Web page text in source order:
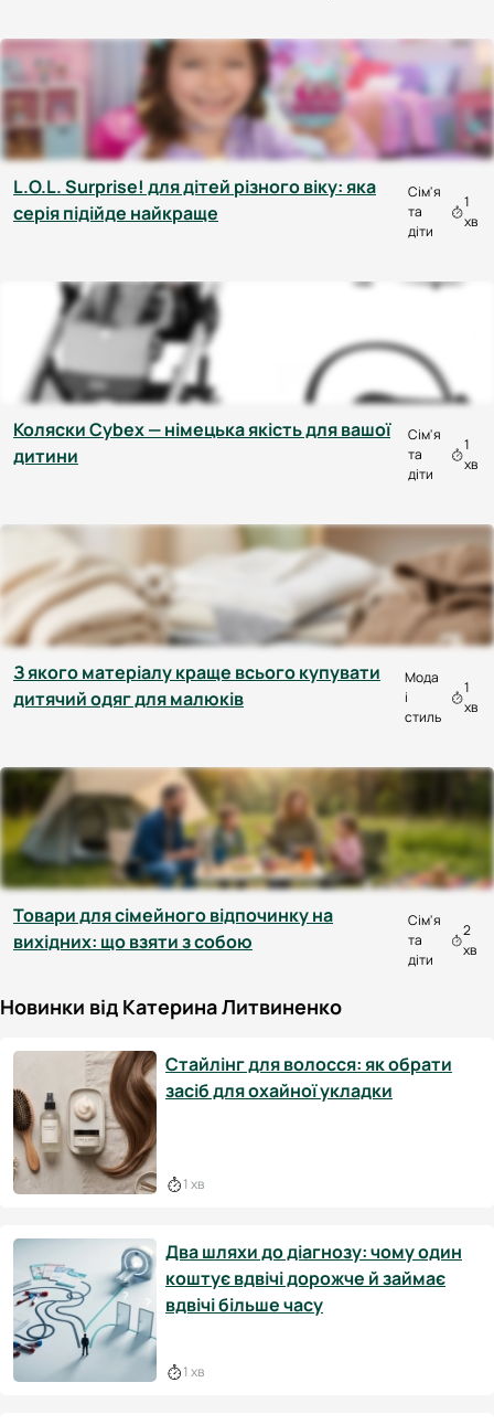
L.O.L. Surprise! для дітей різного віку: яка
серія підійде найкраще
Сім'я
та
діти
1
хв
Коляски Cybex — німецька якість для вашої
дитини
Сім'я
та
діти
1
хв
З якого матеріалу краще всього купувати
дитячий одяг для малюків
Мода
і
стиль
1
хв
Товари для сімейного відпочинку на
вихідних: що взяти з собою
Сім'я
та
діти
2
хв
Новинки від Катерина Литвиненко
Стайлінг для волосся: як обрати
засіб для охайної укладки
1 хв
Два шляхи до діагнозу: чому один
коштує вдвічі дорожче й займає
вдвічі більше часу
1 хв